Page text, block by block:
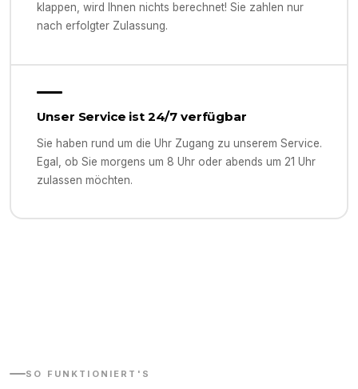
klappen, wird Ihnen nichts berechnet! Sie zahlen nur
nach erfolgter Zulassung.
Unser Service ist 24/7 verfügbar
Sie haben rund um die Uhr Zugang zu unserem Service.
Egal, ob Sie morgens um 8 Uhr oder abends um 21 Uhr
zulassen möchten.
SO FUNKTIONIERT'S